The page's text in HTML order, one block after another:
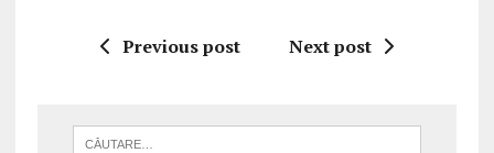
Previous post Next post